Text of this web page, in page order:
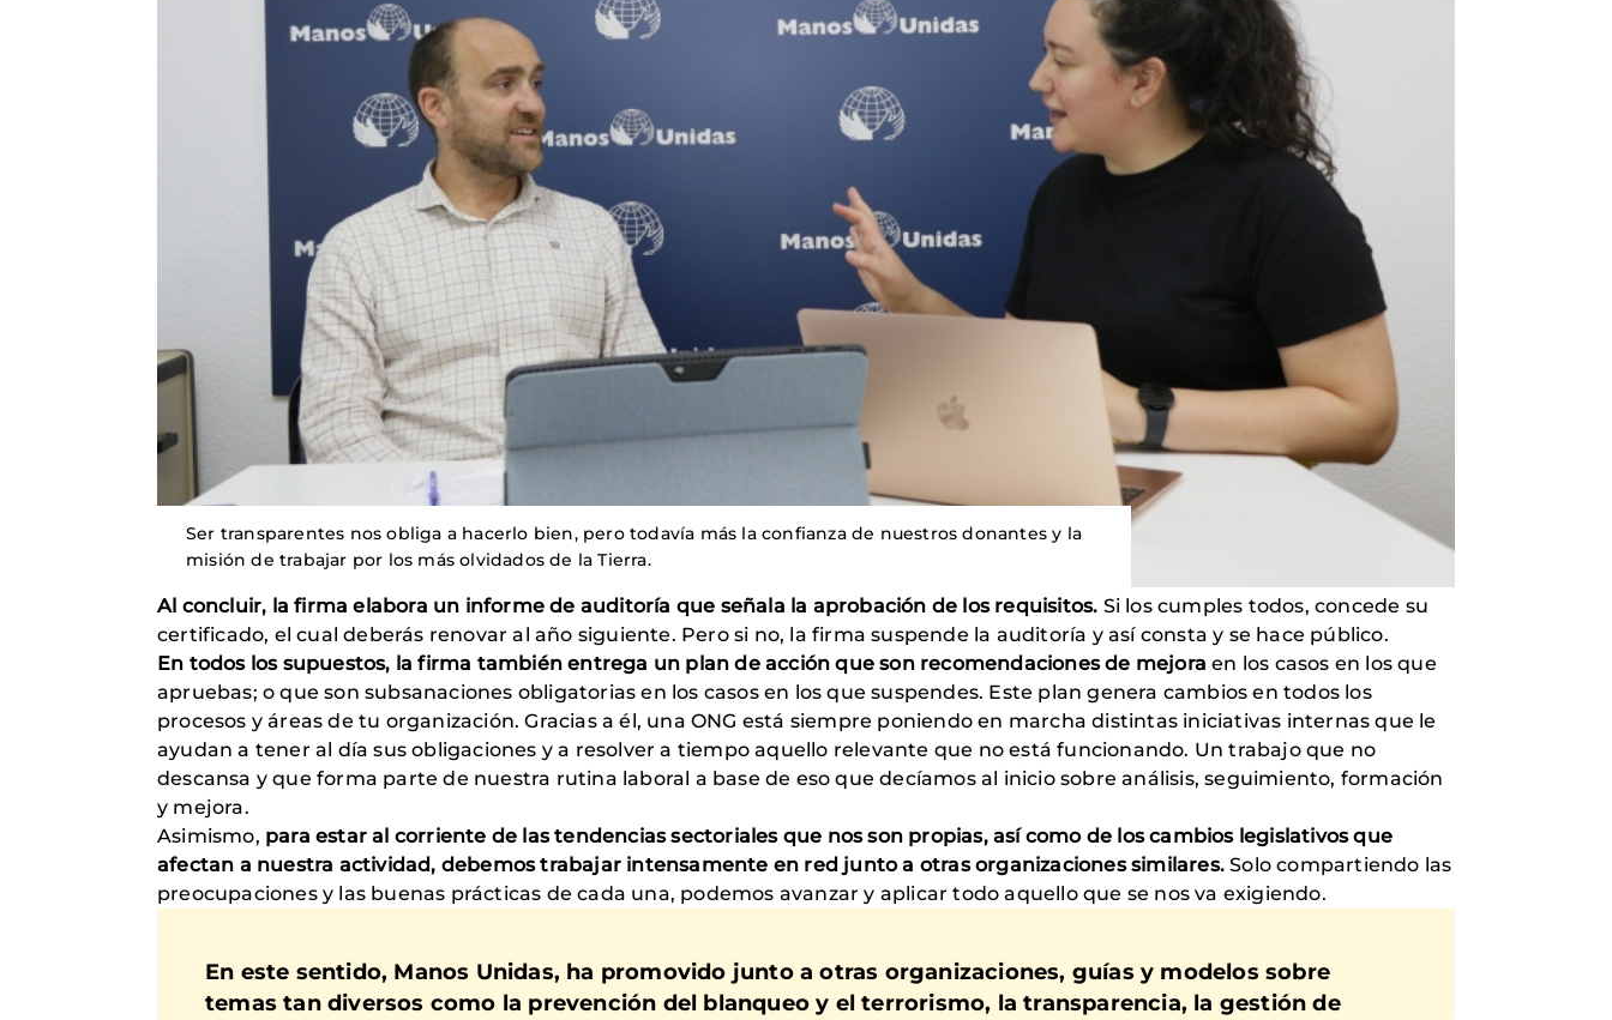
Ser transparentes nos obliga a hacerlo bien, pero todavía más la confianza de nuestros donantes y la
misión de trabajar por los más olvidados de la Tierra.
Al concluir, la firma elabora un informe de auditoría que señala la aprobación de los requisitos. Si los cumples todos, concede su
certificado, el cual deberás renovar al año siguiente. Pero si no, la firma suspende la auditoría y así consta y se hace público.
En todos los supuestos, la firma también entrega un plan de acción que son recomendaciones de mejora en los casos en los que
apruebas; o que son subsanaciones obligatorias en los casos en los que suspendes. Este plan genera cambios en todos los
procesos y áreas de tu organización. Gracias a él, una ONG está siempre poniendo en marcha distintas iniciativas internas que le
ayudan a tener al día sus obligaciones y a resolver a tiempo aquello relevante que no está funcionando. Un trabajo que no
descansa y que forma parte de nuestra rutina laboral a base de eso que decíamos al inicio sobre análisis, seguimiento, formación
y mejora.
Asimismo, para estar al corriente de las tendencias sectoriales que nos son propias, así como de los cambios legislativos que
afectan a nuestra actividad, debemos trabajar intensamente en red junto a otras organizaciones similares. Solo compartiendo las
preocupaciones y las buenas prácticas de cada una, podemos avanzar y aplicar todo aquello que se nos va exigiendo.
En este sentido, Manos Unidas, ha promovido junto a otras organizaciones, guías y modelos sobre
temas tan diversos como la prevención del blanqueo y el terrorismo, la transparencia, la gestión de